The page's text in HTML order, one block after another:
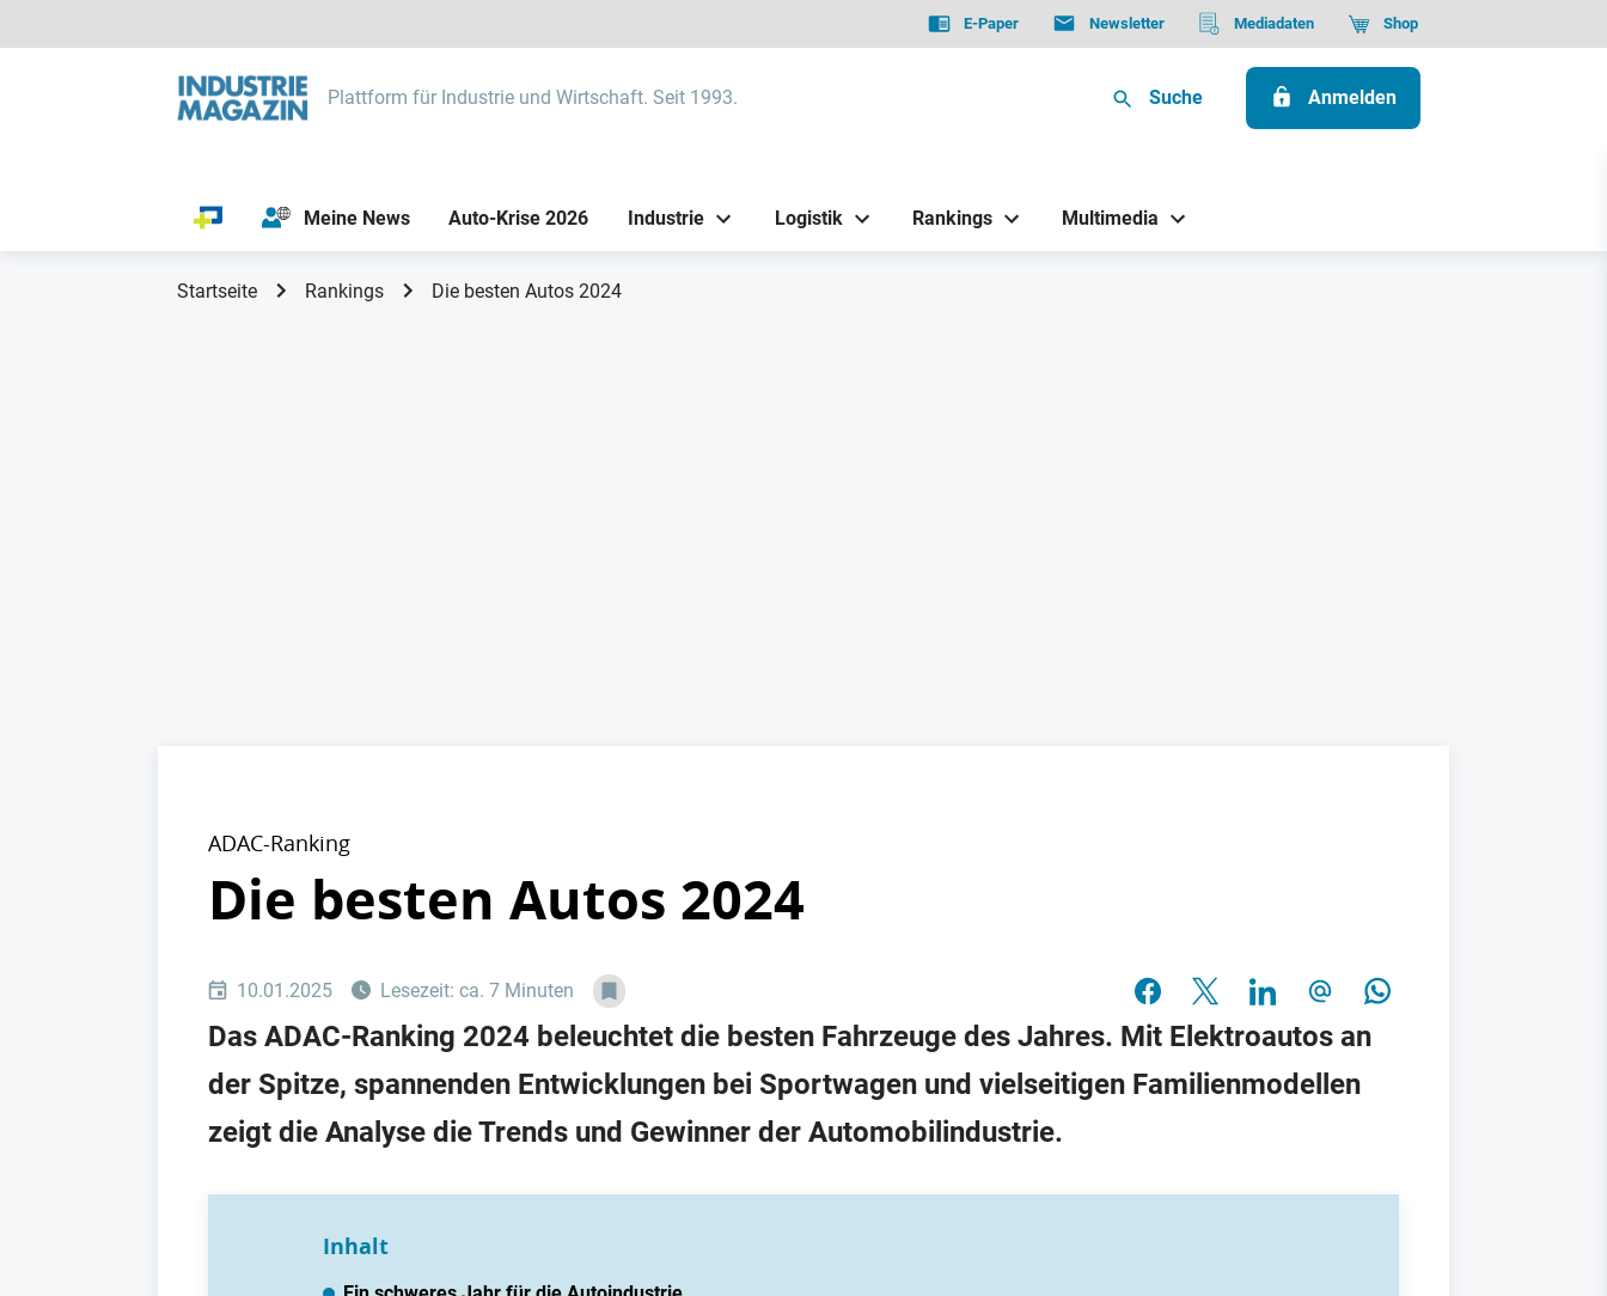
E-Paper Newsletter Mediadaten Shop
Plattform für Industrie und Wirtschaft. Seit 1993. Suche Anmelden
Meine News Auto-Krise 2026 Industrie Logistik Rankings Multimedia
Startseite Rankings Die besten Autos 2024
ADAC-Ranking
Die besten Autos 2024
10.01.2025 Lesezeit: ca. 7 Minuten
Das ADAC-Ranking 2024 beleuchtet die besten Fahrzeuge des Jahres. Mit Elektroautos an
der Spitze, spannenden Entwicklungen bei Sportwagen und vielseitigen Familienmodellen
zeigt die Analyse die Trends und Gewinner der Automobilindustrie.
Inhalt